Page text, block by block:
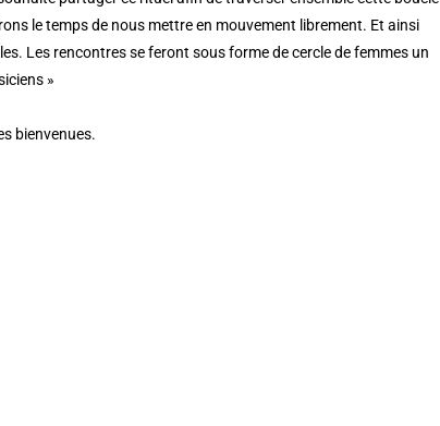
le temps de nous mettre en mouvement librement. Et ainsi
Les rencontres se feront sous forme de cercle de femmes un
»
bienvenues.